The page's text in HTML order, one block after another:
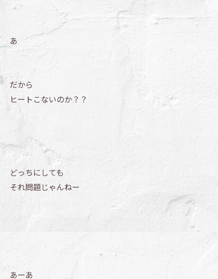
あ
だから
ヒートこないのか？？
どっちにしても
それ問題じゃんねー
あーあ